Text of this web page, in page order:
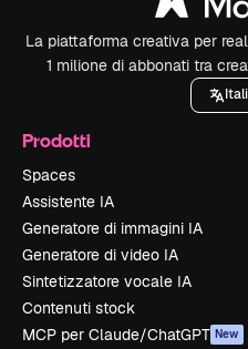
La piattaforma creativa per
1 milione di abbonati tra
Prodotti
Spaces
Assistente IA
Generatore di immagini IA
Generatore di video IA
Sintetizzatore vocale IA
Contenuti stock
MCP per Claude/ChatGPT New